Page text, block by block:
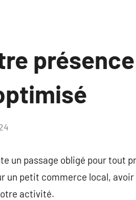
un passage obligé pour tout
un petit commerce local,
activité.